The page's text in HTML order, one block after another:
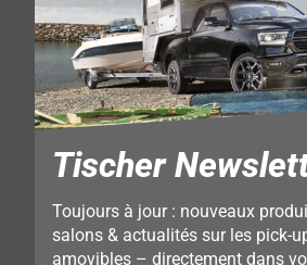
Tischer
Toujours à jour : nouveaux
salons & actualités sur les pick-
amovibles – directement dans